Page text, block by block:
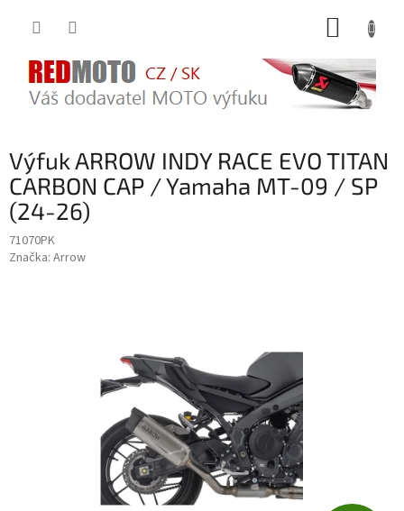
Výfuk ARROW INDY RACE EVO TITAN
CARBON CAP / Yamaha MT-09 / SP
(24-26)
71070PK
Značka: Arrow